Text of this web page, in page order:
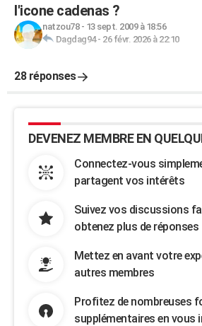
l'icone cadenas ?
natzou78- 13 sept. 2009 à 18:56
Dagdag94- 26 févr. 2026 à 22:10
28 réponses
DEVENEZ MEMBRE EN
Connectez-vous
partagent vos intérêts
Suivez vos discussions
obtenez plus de réponses
Mettez en avant votre
autres membres
Profitez de nombreuses
supplémentaires en vous